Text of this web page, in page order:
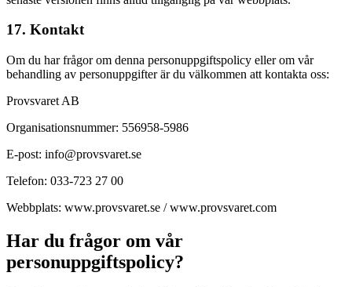
17. Kontakt
Om du har frågor om denna personuppgiftspolicy eller om vår
behandling av personuppgifter är du välkommen att kontakta oss:
Provsvaret AB
Organisationsnummer: 556958-5986
E-post: info@provsvaret.se
Telefon: 033-723 27 00
Webbplats: www.provsvaret.se / www.provsvaret.com
Har du frågor om vår
personuppgiftspolicy?